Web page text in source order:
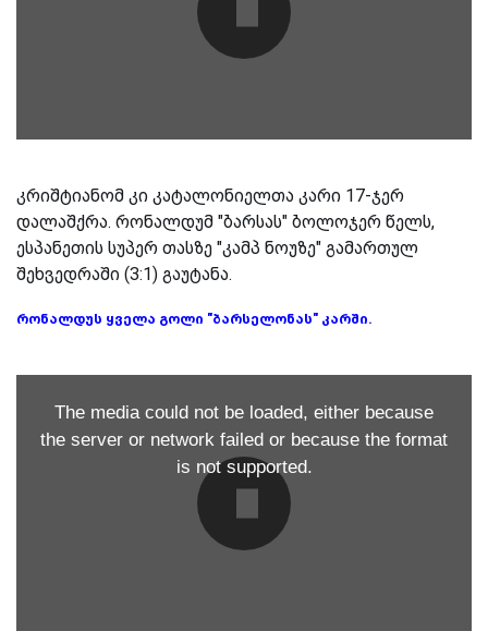
კრიშტიანომ კი კატალონიელთა კარი 17-ჯერ
დალაშქრა. რონალდუმ "ბარსას" ბოლოჯერ წელს,
ესპანეთის სუპერ თასზე "კამპ ნოუზე" გამართულ
შეხვედრაში (3:1) გაუტანა.
რონალდუს ყველა გოლი "ბარსელონას" კარში.
The media could not be loaded, either because
the server or network failed or because the format
is not supported.